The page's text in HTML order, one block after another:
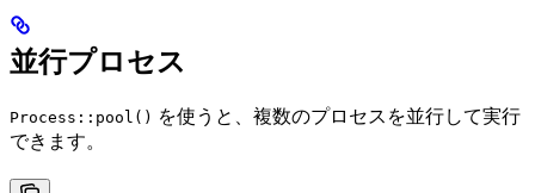
並行プロセス
Process::pool() を使うと、複数のプロセスを並行して実行
できます。